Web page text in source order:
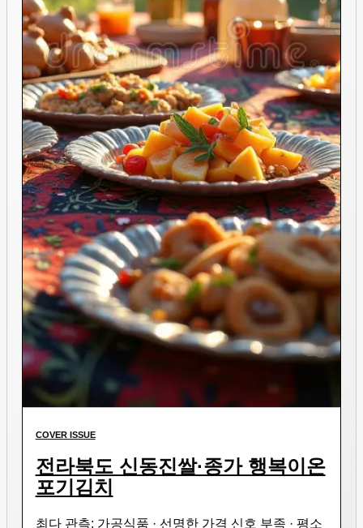
COVER ISSUE
전라북도 신동진쌀·종가 행복이온
포기김치
최다 관측: 가공식품 · 선명한 가격 신호 부족 · 평소